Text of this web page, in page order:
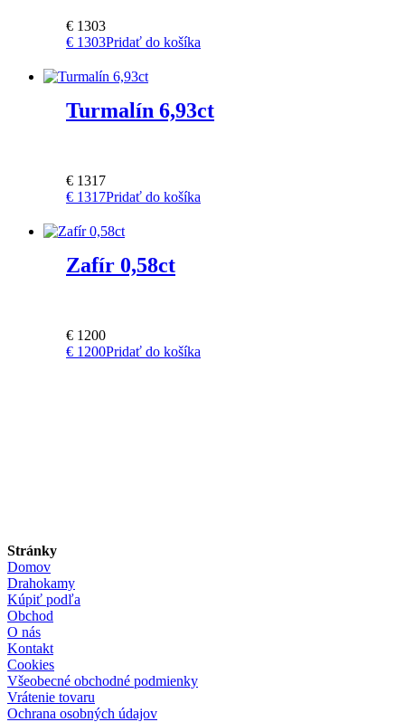
€ 1303
€ 1303Pridať do košíka
Turmalín 6,93ct
€ 1317
€ 1317Pridať do košíka
Zafír 0,58ct
€ 1200
€ 1200Pridať do košíka
Stránky
Domov
Drahokamy
Kúpiť podľa
Obchod
O nás
Kontakt
Cookies
Všeobecné obchodné podmienky
Vrátenie tovaru
Ochrana osobných údajov